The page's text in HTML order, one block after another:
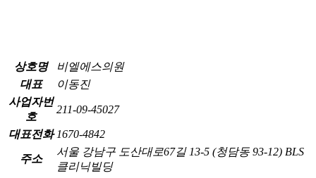
상호명
비엘에스의원
대표
이동진
사업자번
호
211-09-45027
대표전화 1670-4842
주소
서울 강남구 도산대로67길 13-5 (청담동 93-12) BLS
클리닉빌딩